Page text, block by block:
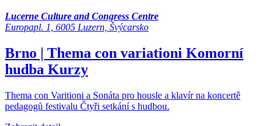
Lucerne Culture and Congress Centre
Europapl. 1, 6005 Luzern, Švýcarsko
Brno | Thema con variationi Komorní
hudba Kurzy
Thema con Varitioni a Sonáta pro housle a klavír na koncertě
pedagogů festivalu Čtyři setkání s hudbou.